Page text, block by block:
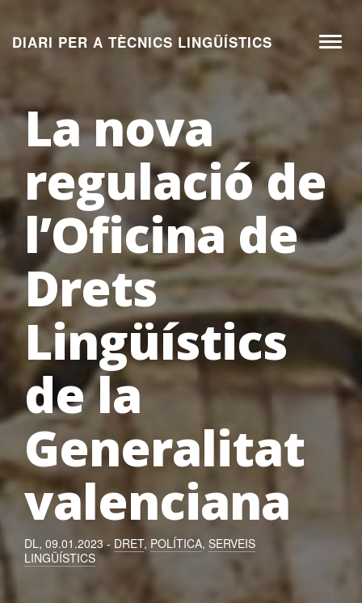
contingut
DIARI PER A TÈCNICS LINGÜÍSTICS
La nova
regulació de
l’Oficina de
Drets
Lingüístics
de la
Generalitat
valenciana
DL, 09.01.2023 - DRET, POLÍTICA, SERVEIS
LINGÜÍSTICS